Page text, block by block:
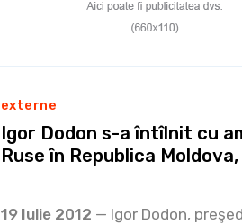
externe
Igor Dodon s-a întîlnit cu
Ruse în Republica
19 Iulie 2012 — Igor Dodon,